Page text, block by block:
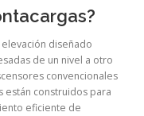
diseñado
de un nivel a otro
convencionales
están construidos para
eficiente de